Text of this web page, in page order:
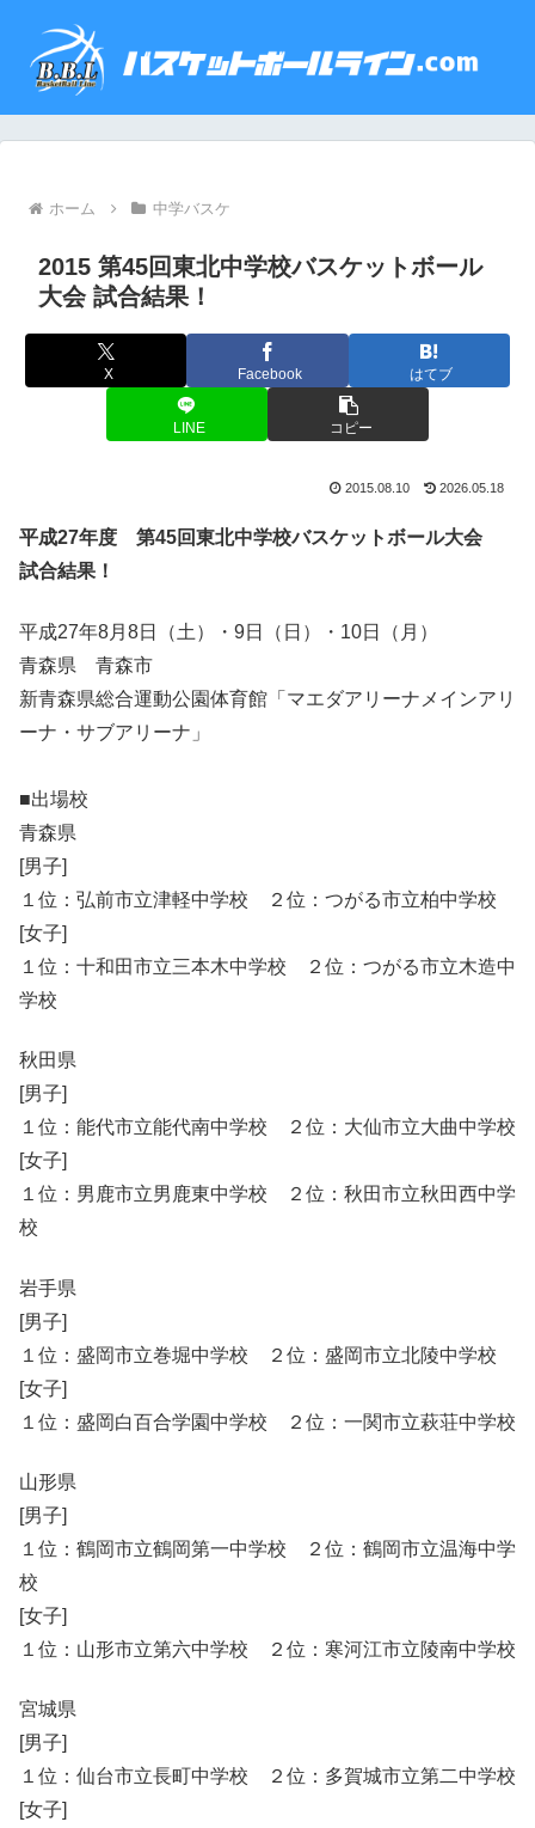
ホーム 中学バスケ
2015 第45回東北中学校バスケットボール
大会 試合結果！
X Facebook はてブ
LINE コピー
2015.08.10 2026.05.18
平成27年度 第45回東北中学校バスケットボール大会
試合結果！
平成27年8月8日（土）・9日（日）・10日（月）
青森県 青森市
新青森県総合運動公園体育館「マエダアリーナメインアリ
ーナ・サブアリーナ」
■出場校
青森県
[男子]
１位：弘前市立津軽中学校 ２位：つがる市立柏中学校
[女子]
１位：十和田市立三本木中学校 ２位：つがる市立木造中
学校
秋田県
[男子]
１位：能代市立能代南中学校 ２位：大仙市立大曲中学校
[女子]
１位：男鹿市立男鹿東中学校 ２位：秋田市立秋田西中学
校
岩手県
[男子]
１位：盛岡市立巻堀中学校 ２位：盛岡市立北陵中学校
[女子]
１位：盛岡白百合学園中学校 ２位：一関市立萩荘中学校
山形県
[男子]
１位：鶴岡市立鶴岡第一中学校 ２位：鶴岡市立温海中学
校
[女子]
１位：山形市立第六中学校 ２位：寒河江市立陵南中学校
宮城県
[男子]
１位：仙台市立長町中学校 ２位：多賀城市立第二中学校
[女子]